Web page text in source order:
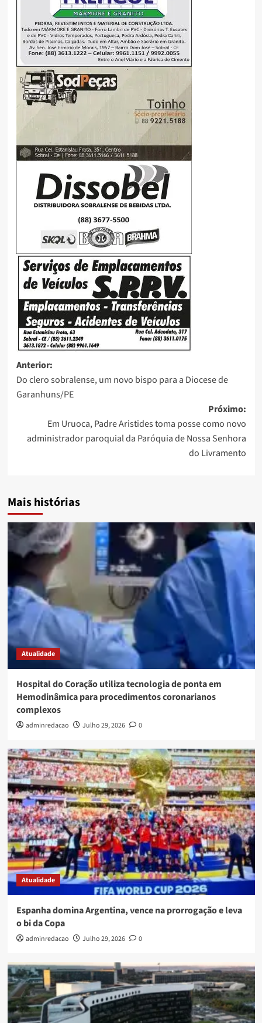
Anterior:
Do clero sobralense, um novo bispo para a Diocese de
Garanhuns/PE
Próximo:
Em Uruoca, Padre Aristides toma posse como novo
administrador paroquial da Paróquia de Nossa Senhora
do Livramento
Mais histórias
Atualidade
Hospital do Coração utiliza tecnologia de ponta em
Hemodinâmica para procedimentos coronarianos
complexos
adminredacao Julho 29, 2026 0
Atualidade
Espanha domina Argentina, vence na prorrogação e leva
o bi da Copa
adminredacao Julho 29, 2026 0